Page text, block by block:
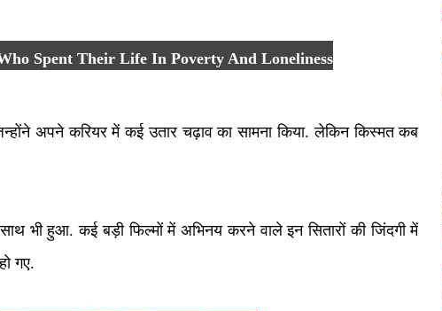
Spent Their Life In Poverty And Loneliness
अपने करियर में कई उतार चढ़ाव का सामना किया. लेकिन किस्मत कब
भी हुआ. कई बड़ी फिल्मों में अभिनय करने वाले इन सितारों की जिंदगी में
गए.